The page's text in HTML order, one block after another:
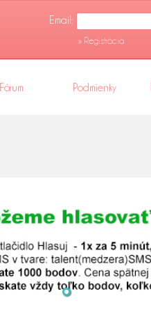
Email:
» Registrácia
Fórum Podmienky